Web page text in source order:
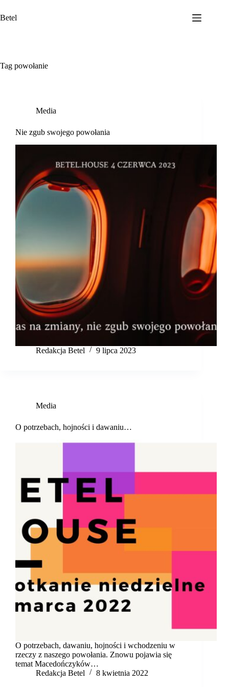
do
treści
Betel
Tag powołanie
Media
Nie zgub swojego powołania
Redakcja Betel 9 lipca 2023
Media
O potrzebach, hojności i dawaniu…
O potrzebach, dawaniu, hojności i wchodzeniu w
rzeczy z naszego powołania. Znowu pojawia się
temat Macedończyków…
Redakcja Betel
8 kwietnia 2022